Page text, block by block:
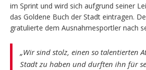
im Sprint und wird sich aufgrund seiner
das Goldene Buch der Stadt eintragen.
gratulierte dem Ausnahmesportler nach
„Wir sind stolz, einen so talentierten
Stadt zu haben und durften ihn für